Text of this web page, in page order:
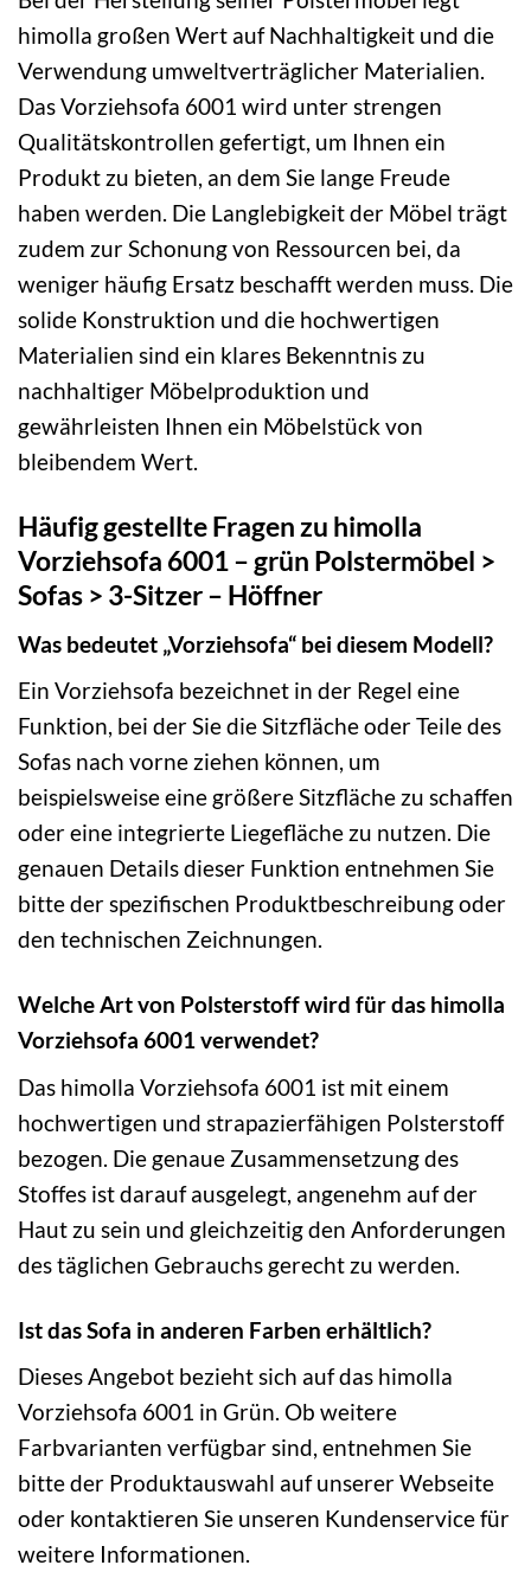
himolla großen Wert auf Nachhaltigkeit und die
Verwendung umweltverträglicher Materialien.
Das Vorziehsofa 6001 wird unter strengen
Qualitätskontrollen gefertigt, um Ihnen ein
Produkt zu bieten, an dem Sie lange Freude
haben werden. Die Langlebigkeit der Möbel trägt
zudem zur Schonung von Ressourcen bei, da
weniger häufig Ersatz beschafft werden muss. Die
solide Konstruktion und die hochwertigen
Materialien sind ein klares Bekenntnis zu
nachhaltiger Möbelproduktion und
gewährleisten Ihnen ein Möbelstück von
bleibendem Wert.
Häufig gestellte Fragen zu himolla
Vorziehsofa 6001 – grün Polstermöbel >
Sofas > 3-Sitzer – Höffner
Was bedeutet „Vorziehsofa“ bei diesem Modell?
Ein Vorziehsofa bezeichnet in der Regel eine
Funktion, bei der Sie die Sitzfläche oder Teile des
Sofas nach vorne ziehen können, um
beispielsweise eine größere Sitzfläche zu schaffen
oder eine integrierte Liegefläche zu nutzen. Die
genauen Details dieser Funktion entnehmen Sie
bitte der spezifischen Produktbeschreibung oder
den technischen Zeichnungen.
Welche Art von Polsterstoff wird für das himolla
Vorziehsofa 6001 verwendet?
Das himolla Vorziehsofa 6001 ist mit einem
hochwertigen und strapazierfähigen Polsterstoff
bezogen. Die genaue Zusammensetzung des
Stoffes ist darauf ausgelegt, angenehm auf der
Haut zu sein und gleichzeitig den Anforderungen
des täglichen Gebrauchs gerecht zu werden.
Ist das Sofa in anderen Farben erhältlich?
Dieses Angebot bezieht sich auf das himolla
Vorziehsofa 6001 in Grün. Ob weitere
Farbvarianten verfügbar sind, entnehmen Sie
bitte der Produktauswahl auf unserer Webseite
oder kontaktieren Sie unseren Kundenservice für
weitere Informationen.